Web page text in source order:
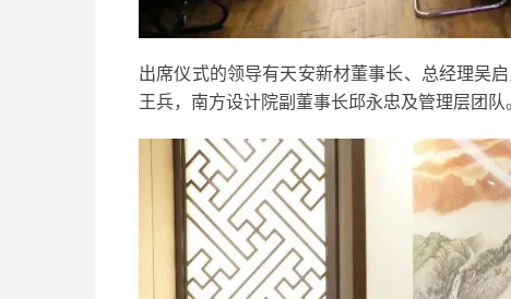
出席仪式的领导有天安新材董事长、总经理吴
王兵，南方设计院副董事长邱永忠及管理层团队